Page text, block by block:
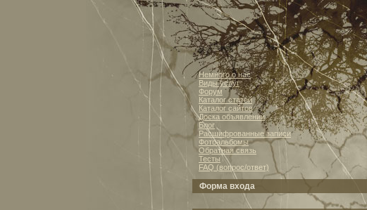
Немного о нас
Виды услуг
Форум
Каталог статей
Каталог сайтов
Доска объявлений
Блог
Расшифрованные записи
Фотоальбомы
Обратная связь
Тесты
FAQ (вопрос/ответ)
Форма входа